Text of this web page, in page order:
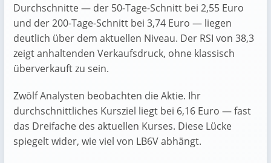
Durchschnitte — der 50-Tage-Schnitt bei 2,55 Euro
und der 200-Tage-Schnitt bei 3,74 Euro — liegen
deutlich über dem aktuellen Niveau. Der RSI von 38,3
zeigt anhaltenden Verkaufsdruck, ohne klassisch
überverkauft zu sein.
Zwölf Analysten beobachten die Aktie. Ihr
durchschnittliches Kursziel liegt bei 6,16 Euro — fast
das Dreifache des aktuellen Kurses. Diese Lücke
spiegelt wider, wie viel von LB6V abhängt.